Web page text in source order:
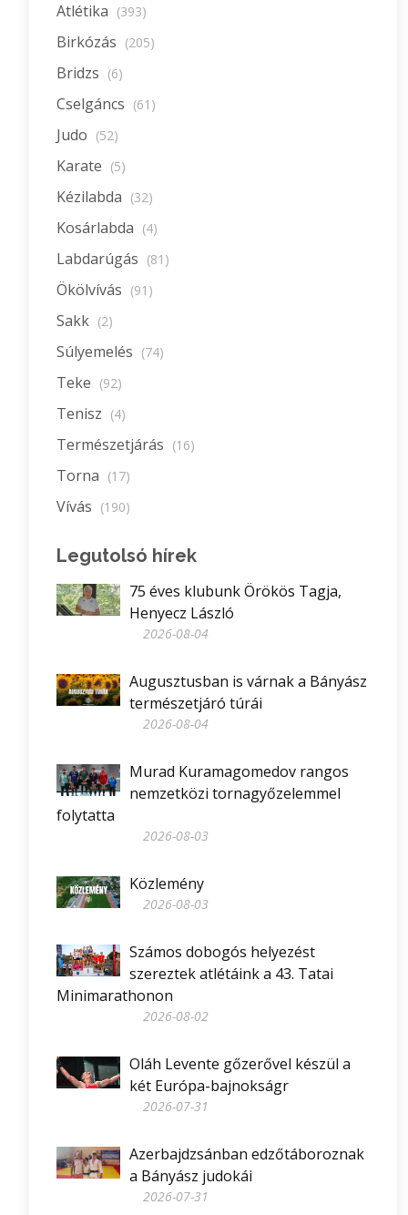
Atlétika (393)
Birkózás (205)
Bridzs (6)
Cselgáncs (61)
Judo (52)
Karate (5)
Kézilabda (32)
Kosárlabda (4)
Labdarúgás (81)
Ökölvívás (91)
Sakk (2)
Súlyemelés (74)
Teke (92)
Tenisz (4)
Természetjárás (16)
Torna (17)
Vívás (190)
Legutolsó hírek
75 éves klubunk Örökös Tagja,
Henyecz László
2026-08-04
Augusztusban is várnak a Bányász
természetjáró túrái
2026-08-04
Murad Kuramagomedov rangos
nemzetközi tornagyőzelemmel
folytatta
2026-08-03
Közlemény
2026-08-03
Számos dobogós helyezést
szereztek atlétáink a 43. Tatai
Minimarathonon
2026-08-02
Oláh Levente gőzerővel készül a
két Európa-bajnokságr
2026-07-31
Azerbajdzsánban edzőtáboroznak
a Bányász judokái
2026-07-31